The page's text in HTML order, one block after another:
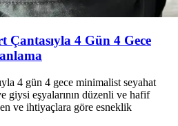
Çantasıyla 4 Gün 4 Gece
4 gün 4 gece minimalist seyahat
giysi eşyalarının düzenli ve hafif
ve ihtiyaçlara göre esneklik